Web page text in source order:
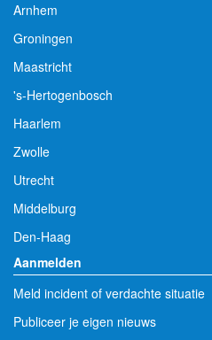
Arnhem
Groningen
Maastricht
's-Hertogenbosch
Haarlem
Zwolle
Utrecht
Middelburg
Den-Haag
Aanmelden
Meld incident of verdachte situatie
Publiceer je eigen nieuws